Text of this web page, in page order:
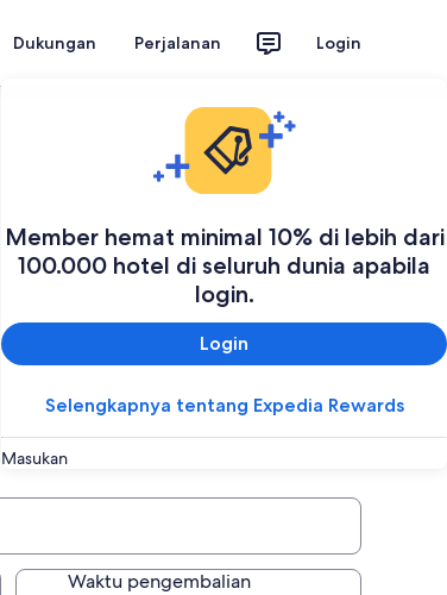
Dukungan Perjalanan Login
Member hemat minimal 10% di lebih dari
100.000 hotel di seluruh dunia apabila
login.
Login
Selengkapnya tentang Expedia Rewards
Masukan
Waktu pengembalian